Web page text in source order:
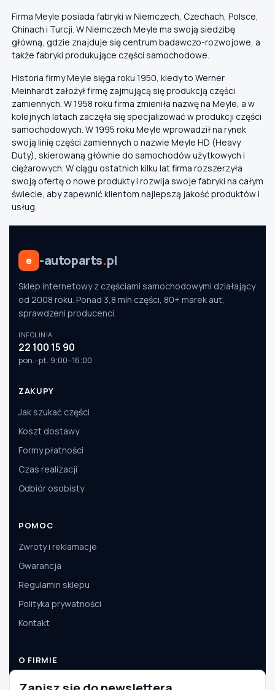
Firma Meyle posiada fabryki w Niemczech, Czechach, Polsce,
Chinach i Turcji. W Niemczech Meyle ma swoją siedzibę
główną, gdzie znajduje się centrum badawczo-rozwojowe, a
także fabryki produkujące części samochodowe.
Historia firmy Meyle sięga roku 1950, kiedy to Werner
Meinhardt założył firmę zajmującą się produkcją części
zamiennych. W 1958 roku firma zmieniła nazwę na Meyle, a w
kolejnych latach zaczęła się specjalizować w produkcji części
samochodowych. W 1995 roku Meyle wprowadził na rynek
swoją linię części zamiennych o nazwie Meyle HD (Heavy
Duty), skierowaną głównie do samochodów użytkowych i
ciężarowych. W ciągu ostatnich kilku lat firma rozszerzyła
swoją ofertę o nowe produkty i rozwija swoje fabryki na całym
świecie, aby zapewnić klientom najlepszą jakość produktów i
usług.
e -autoparts.pl
Sklep internetowy z częściami samochodowymi działający
od 2008 roku. Ponad 3,8 mln części, 80+ marek aut,
sprawdzeni producenci.
INFOLINIA
22 100 15 90
pon.–pt. 9:00–16:00
ZAKUPY
Jak szukać części
Koszt dostawy
Formy płatności
Czas realizacji
Odbiór osobisty
POMOC
Zwroty i reklamacje
Gwarancja
Regulamin sklepu
Polityka prywatności
Kontakt
O FIRMIE
O nas